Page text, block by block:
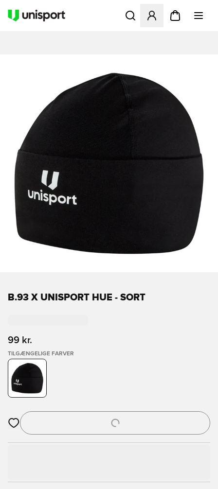
Åbner en Modal til at
B.93 X UNISPORT HUE - SORT
99 kr.
TILGÆNGELIGE FARVER
Åbner en Modal til at logge ind eller tilmelde dig som medlem